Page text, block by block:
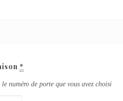
*
numéro de porte que vous avez choisi